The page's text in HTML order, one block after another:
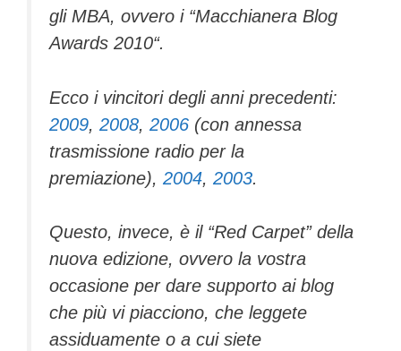
gli MBA, ovvero i “Macchianera Blog
Awards 2010“.
Ecco i vincitori degli anni precedenti:
2009, 2008, 2006 (con annessa
trasmissione radio per la
premiazione), 2004, 2003.
Questo, invece, è il “Red Carpet” della
nuova edizione, ovvero la vostra
occasione per dare supporto ai blog
che più vi piacciono, che leggete
assiduamente o a cui siete